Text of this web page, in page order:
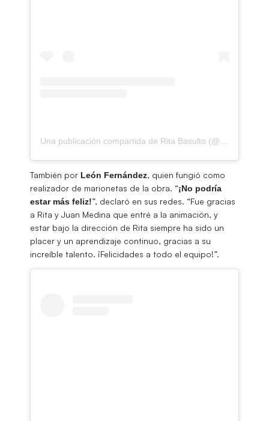
También por León Fernández, quien fungió como
realizador de marionetas de la obra. “¡No podría
estar más feliz!”, declaró en sus redes. “Fue gracias
a Rita y Juan Medina que entré a la animación, y
estar bajo la dirección de Rita siempre ha sido un
placer y un aprendizaje continuo, gracias a su
increíble talento. ¡Felicidades a todo el equipo!”.